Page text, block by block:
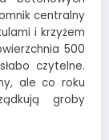
centralny
i krzyżem
500
czytelne.
ale co roku
groby